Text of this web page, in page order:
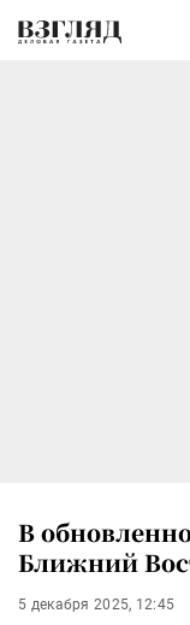
В
Ближний
5 декабря 2025, 12:45